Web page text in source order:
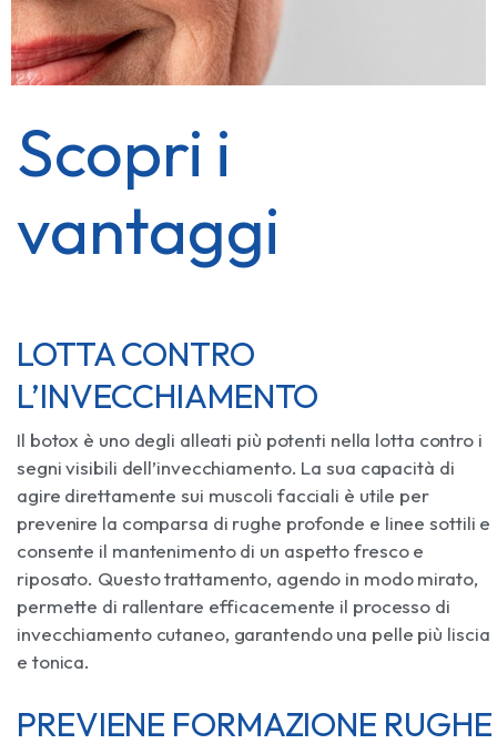
Scopri i
vantaggi
LOTTA CONTRO
L’INVECCHIAMENTO
Il botox è uno degli alleati più potenti nella lotta contro i
segni visibili dell’invecchiamento. La sua capacità di
agire direttamente sui muscoli facciali è utile per
prevenire la comparsa di rughe profonde e linee sottili e
consente il mantenimento di un aspetto fresco e
riposato. Questo trattamento, agendo in modo mirato,
permette di rallentare efficacemente il processo di
invecchiamento cutaneo, garantendo una pelle più liscia
e tonica.
PREVIENE FORMAZIONE RUGHE